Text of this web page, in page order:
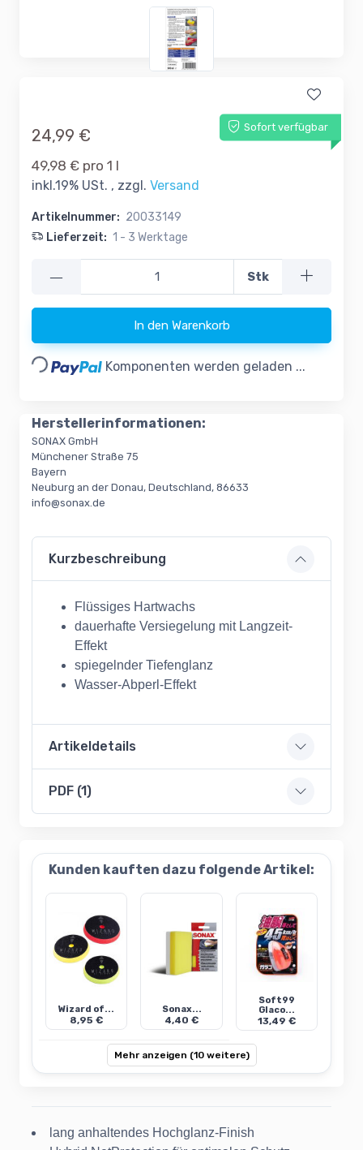
Sofort verfügbar
24,99 €
49,98 € pro 1 l
inkl.19% USt. , zzgl. Versand
Artikelnummer: 20033149
Lieferzeit: 1 - 3 Werktage
— Stk
In den Warenkorb
Loading... Komponenten werden geladen ...
Herstellerinformationen:
SONAX GmbH
Münchener Straße 75
Bayern
Neuburg an der Donau, Deutschland, 86633
info@sonax.de
Kurzbeschreibung
Flüssiges Hartwachs
dauerhafte Versiegelung mit Langzeit-
Effekt
spiegelnder Tiefenglanz
Wasser-Abperl-Effekt
Artikeldetails
PDF (1)
Kunden kauften dazu folgende Artikel:
Wizard of...
8,95 €
Sonax...
4,40 €
Soft99
Glaco...
13,49 €
Mehr anzeigen (10 weitere)
lang anhaltendes Hochglanz-Finish